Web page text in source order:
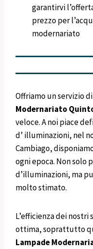
garantirvi
prezzo per
modernariato
Offriamo un servizio di
Modernariato
veloce. A noi piace
d’ illuminazioni, nel
Cambiago,
ogni epoca. Non solo
d’illuminazioni, ma
molto stimato.
L’efficienza dei
ottima, soprattutto
Lampade